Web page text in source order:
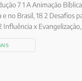
7 1 A Animação
no Brasil, 18 2 Desafios
Influência x
59 4 Rezar, 63 4.1 Ler a
na Liturgia, 82 5